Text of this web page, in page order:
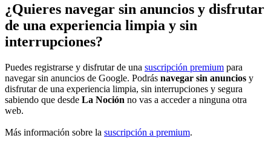
¿Quieres navegar sin anuncios y disfrutar
de una experiencia limpia y sin
interrupciones?
Puedes registrarse y disfrutar de una suscripción premium para
navegar sin anuncios de Google. Podrás navegar sin anuncios y
disfrutar de una experiencia limpia, sin interrupciones y segura
sabiendo que desde La Noción no vas a acceder a ninguna otra
web.
Más información sobre la suscripción a premium.